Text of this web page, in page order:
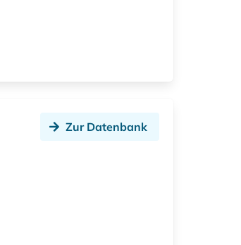
Zur Datenbank